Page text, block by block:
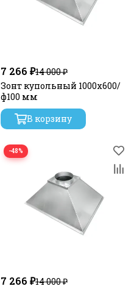
7 266 ₽14 000 ₽
Зонт купольный 1000х600/
ф100 мм
В корзину
−48%
7 266 ₽14 000 ₽